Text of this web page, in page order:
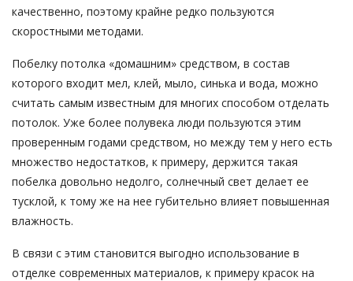
качественно, поэтому крайне редко пользуются
скоростными методами.
Побелку потолка «домашним» средством, в состав
которого входит мел, клей, мыло, синька и вода, можно
считать самым известным для многих способом отделать
потолок. Уже более полувека люди пользуются этим
проверенным годами средством, но между тем у него есть
множество недостатков, к примеру, держится такая
побелка довольно недолго, солнечный свет делает ее
тусклой, к тому же на нее губительно влияет повышенная
влажность.
В связи с этим становится выгодно использование в
отделке современных материалов, к примеру красок на